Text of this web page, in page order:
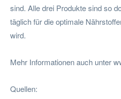
sind. Alle drei Produkte sind so
täglich für die optimale
wird.
Mehr Informationen auch unter
Quellen: